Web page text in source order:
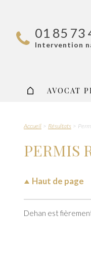
01 85 73
Intervention
AVOCAT
Accueil Résultats
PERMIS
Haut de page
Dehan est